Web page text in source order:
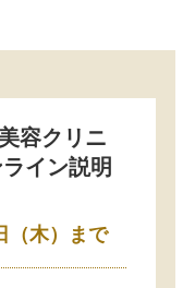
容クリニ
イン説明
（木）まで